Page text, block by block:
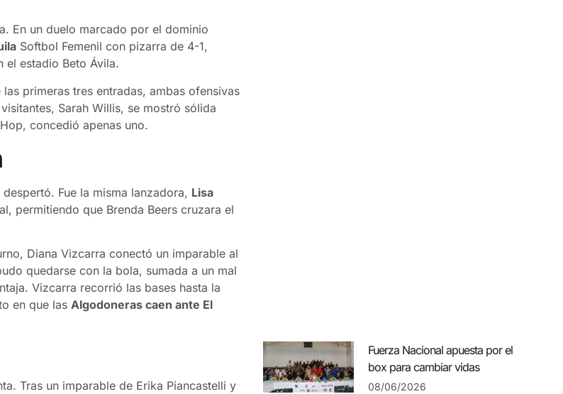
En un duelo marcado por el dominio
Softbol Femenil con pizarra de 4-1,
el estadio Beto Ávila.
primeras tres entradas, ambas ofensivas
Sarah Willis, se mostró sólida
concedió apenas uno.
Fue la misma lanzadora, Lisa
permitiendo que Brenda Beers cruzara el
Diana Vizcarra conectó un imparable al
quedarse con la bola, sumada a un mal
Vizcarra recorrió las bases hasta la
en que las Algodoneras caen ante El
Tras un imparable de Erika Piancastelli y
Fuerza Nacional apuesta por el
box para cambiar vidas
08/06/2026